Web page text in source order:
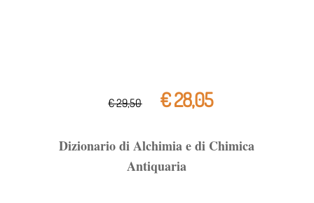
€ 29,50 € 28,05
Dizionario di Alchimia e di Chimica
Antiquaria